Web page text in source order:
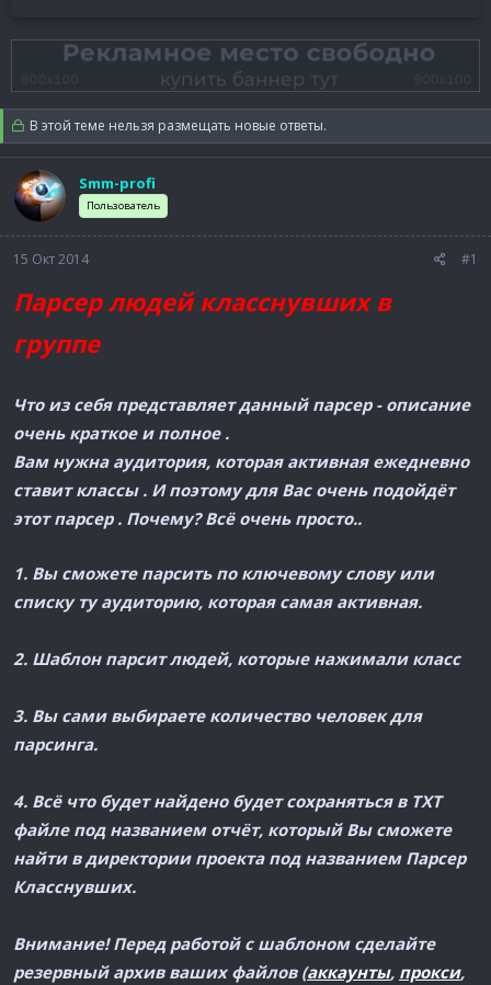
о
м
ы
а
н
а
л
В этой теме нельзя размещать новые ответы.
Smm-profi
Пользователь
15 Окт 2014 #1
Парсер людей класснувших в
группе
Что из себя представляет данный парсер - описание
очень краткое и полное .
Вам нужна аудитория, которая активная ежедневно
ставит классы . И поэтому для Вас очень подойдёт
этот парсер . Почему? Всё очень просто..
1. Вы сможете парсить по ключевому слову или
списку ту аудиторию, которая самая активная.
2. Шаблон парсит людей, которые нажимали класс
3. Вы сами выбираете количество человек для
парсинга.
4. Всё что будет найдено будет сохраняться в ТХТ
файле под названием отчёт, который Вы сможете
найти в директории проекта под названием Парсер
Класснувших.
Внимание! Перед работой с шаблоном сделайте
резервный архив ваших файлов (аккаунты, прокси,